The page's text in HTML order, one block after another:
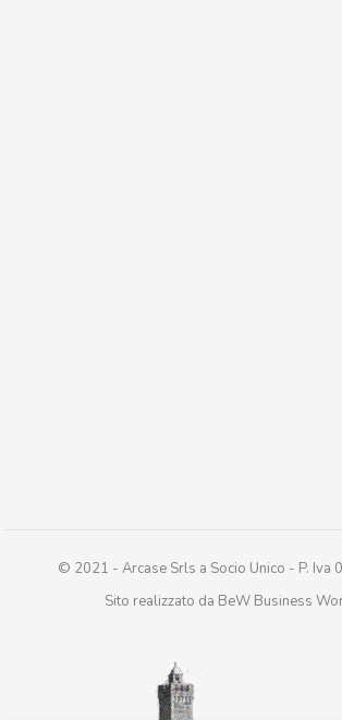
© 2021 - Arcase Srls a Socio Unico - P. Iva
Sito realizzato da BeW Business